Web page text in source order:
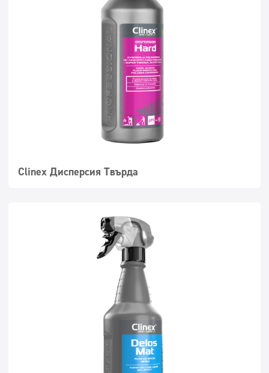
Clinex Дисперсия Твърда